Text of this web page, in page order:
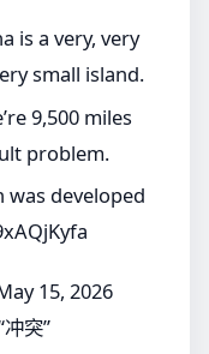
is a very, very
small island.
9,500 miles
problem.
was developed
15, 2026
突”